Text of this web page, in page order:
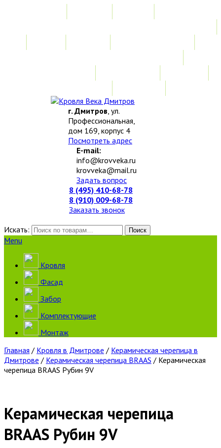
г. Дмитров, ул.
Профессиональная,
дом 169, корпус 4
Посмотреть адрес
E-mail:
info@krovveka.ru
krovveka@mail.ru
Задать вопрос
8 (495) 410-68-78
8 (910) 009-68-78
Заказать звонок
Искать:
Поиск
Menu
Кровля
Фасад
Забор
Комплектующие
Монтаж
Главная / Кровля в Дмитрове / Керамическая черепица в
Дмитрове / Керамическая черепица BRAAS / Керамическая
черепица BRAAS Рубин 9V
Керамическая черепица
BRAAS Рубин 9V